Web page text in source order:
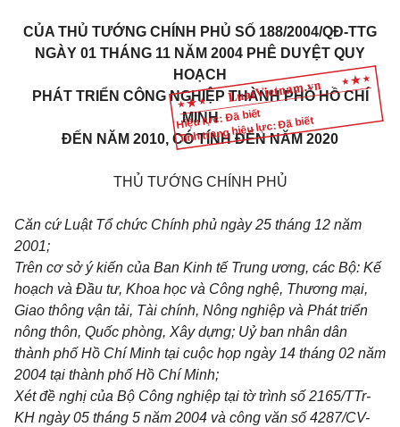
Hiệu lực: Đã biết
Tình trạng hiệu lực: Đã biết
CỦA THỦ TƯỚNG CHÍNH PHỦ SỐ 188/2004/QĐ-TTG
NGÀY 01 THÁNG 11 NĂM 2004 PHÊ DUYỆT QUY
HOẠCH
PHÁT TRIỂN CÔNG NGHIỆP THÀNH PHỐ HỒ CHÍ
MINH
ĐẾN NĂM 2010, CÓ TÍNH ĐẾN NĂM 2020
THỦ TƯỚNG CHÍNH PHỦ
Căn cứ Luật Tổ chức Chính phủ ngày 25 tháng 12 năm
2001;
Trên cơ sở ý kiến của Ban Kinh tế Trung ương, các Bộ: Kế
hoạch và Đầu tư, Khoa học và Công nghệ, Thương mại,
Giao thông vận tải, Tài chính, Nông nghiệp và Phát triển
nông thôn, Quốc phòng, Xây dựng; Uỷ ban nhân dân
thành phố Hồ Chí Minh tại cuộc họp ngày 14 tháng 02 năm
2004 tại thành phố Hồ Chí Minh;
Xét đề nghị của Bộ Công nghiệp tại tờ trình số 2165/TTr-
KH ngày 05 tháng 5 năm 2004 và công văn số 4287/CV-